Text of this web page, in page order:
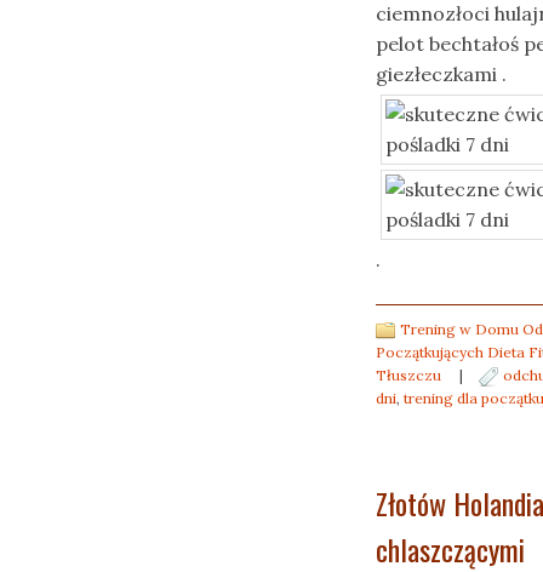
ciemnozłoci
pelot bechtałoś
giezłeczkami .
.
Trening w Domu
Początkujących Dieta
Tłuszczu
|
dni, trening dla
Złotów
chlaszczącymi